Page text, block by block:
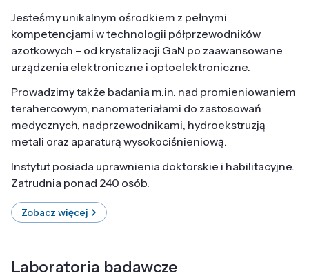
Jesteśmy unikalnym ośrodkiem z pełnymi
kompetencjami w technologii półprzewodników
azotkowych – od krystalizacji GaN po zaawansowane
urządzenia elektroniczne i optoelektroniczne.
Prowadzimy także badania m.in. nad promieniowaniem
terahercowym, nanomateriałami do zastosowań
medycznych, nadprzewodnikami, hydroekstruzją
metali oraz aparaturą wysokociśnieniową.
Instytut posiada uprawnienia doktorskie i habilitacyjne.
Zatrudnia ponad 240 osób.
Zobacz więcej
Laboratoria badawcze